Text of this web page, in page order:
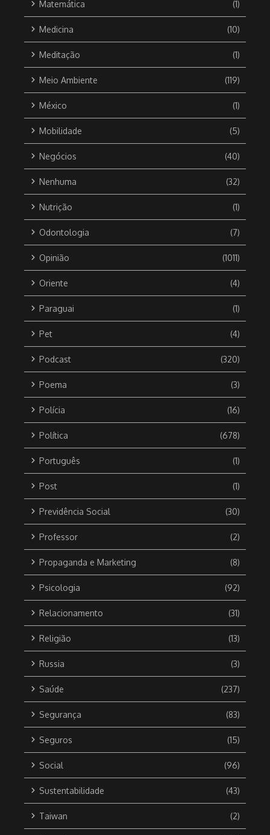
Matemática (1)
Medicina (10)
Meditação (1)
Meio Ambiente (119)
México (1)
Mobilidade (5)
Negócios (40)
Nenhuma (32)
Nutrição (1)
Odontologia (7)
Opinião (1011)
Oriente (4)
Paraguai (1)
Pet (4)
Podcast (320)
Poema (3)
Polícia (16)
Política (678)
Português (1)
Post (1)
Previdência Social (30)
Professor (2)
Propaganda e Marketing (8)
Psicologia (92)
Relacionamento (31)
Religião (13)
Russia (3)
Saúde (237)
Segurança (83)
Seguros (15)
Social (96)
Sustentabilidade (43)
Taiwan (2)